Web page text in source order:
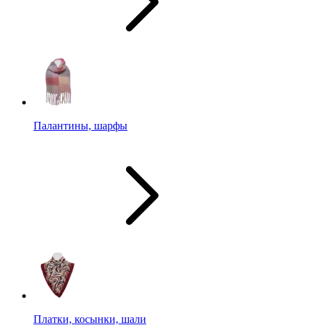
Палантины, шарфы
Платки, косынки, шали